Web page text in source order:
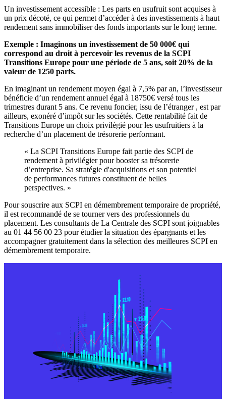
Un investissement accessible : Les parts en usufruit sont acquises à
un prix décoté, ce qui permet d’accéder à des investissements à haut
rendement sans immobiliser des fonds importants sur le long terme.
Exemple : Imaginons un investissement de 50 000€ qui
correspond au droit à percevoir les revenus de la SCPI
Transitions Europe pour une période de 5 ans, soit 20% de la
valeur de 1250 parts.
En imaginant un rendement moyen égal à 7,5% par an, l’investisseur
bénéficie d’un rendement annuel égal à 18750€ versé tous les
trimestres durant 5 ans. Ce revenu foncier, issu de l’étranger , est par
ailleurs, exonéré d’impôt sur les sociétés. Cette rentabilité fait de
Transitions Europe un choix privilégié pour les usufruitiers à la
recherche d’un placement de trésorerie performant.
« La SCPI Transitions Europe fait partie des SCPI de
rendement à privilégier pour booster sa trésorerie
d’entreprise. Sa stratégie d'acquisitions et son potentiel
de performances futures constituent de belles
perspectives. »
Pour souscrire aux SCPI en démembrement temporaire de propriété,
il est recommandé de se tourner vers des professionnels du
placement. Les consultants de La Centrale des SCPI sont joignables
au 01 44 56 00 23 pour étudier la situation des épargnants et les
accompagner gratuitement dans la sélection des meilleures SCPI en
démembrement temporaire.